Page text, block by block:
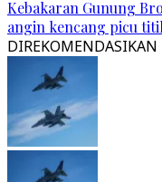
Kebakaran Gunung
angin kencang picu
DIREKOMENDASIKAN